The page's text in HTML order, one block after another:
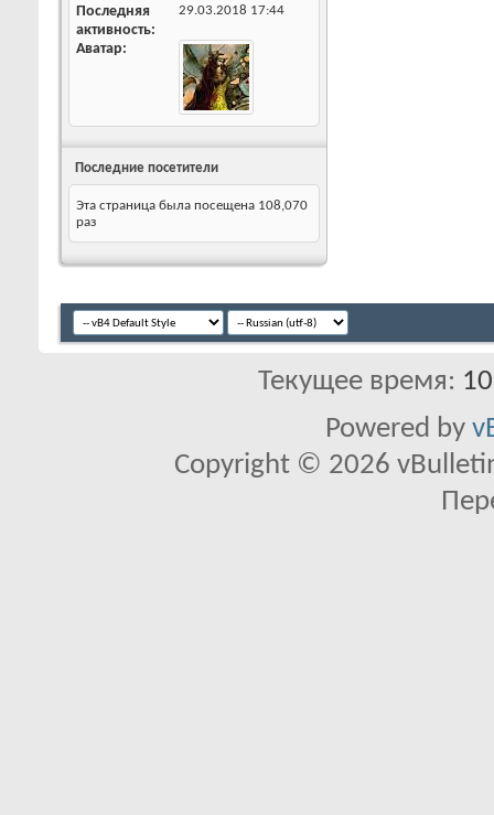
Последняя
активность
29.03.2018 17:44
Аватар
Последние посетители
Эта страница была посещена 108,070
раз
Текущее время:
Powered by
Copyright © 2026